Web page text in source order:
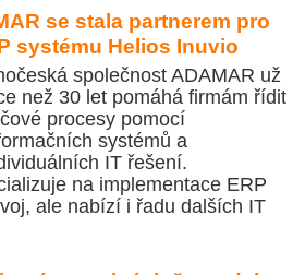
se stala partnerem pro
systému Helios Inuvio
společnost ADAMAR už
než 30 let pomáhá firmám řídit
procesy pomocí
systémů a
IT řešení.
na implementace ERP
ale nabízí i řadu dalších IT